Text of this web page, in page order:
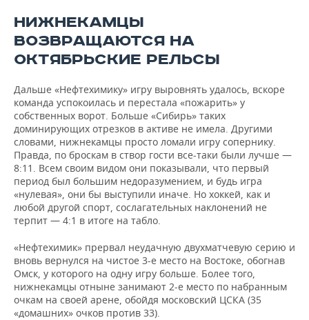
НИЖНЕКАМЦЫ
ВОЗВРАЩАЮТСЯ НА
ОКТЯБРЬСКИЕ РЕЛЬСЫ
Дальше «Нефтехимику» игру выровнять удалось, вскоре
команда успокоилась и перестала «пожарить» у
собственных ворот. Больше «Сибирь» таких
доминирующих отрезков в активе не имела. Другими
словами, нижнекамцы просто ломали игру сопернику.
Правда, по броскам в створ гости все-таки были лучше —
8:11. Всем своим видом они показывали, что первый
период был большим недоразумением, и будь игра
«нулевая», они бы выступили иначе. Но хоккей, как и
любой другой спорт, сослагательных наклонений не
терпит — 4:1 в итоге на табло.
«Нефтехимик» прервал неудачную двухматчевую серию и
вновь вернулся на чистое 3-е место на Востоке, обогнав
Омск, у которого на одну игру больше. Более того,
нижнекамцы отныне занимают 2-е место по набранным
очкам на своей арене, обойдя московский ЦСКА (35
«домашних» очков против 33).